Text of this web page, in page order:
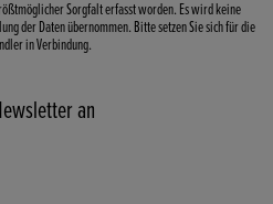
Sorgfalt erfasst worden. Es wird keine
der Daten übernommen. Bitte setzen Sie sich für die
in Verbindung.
an